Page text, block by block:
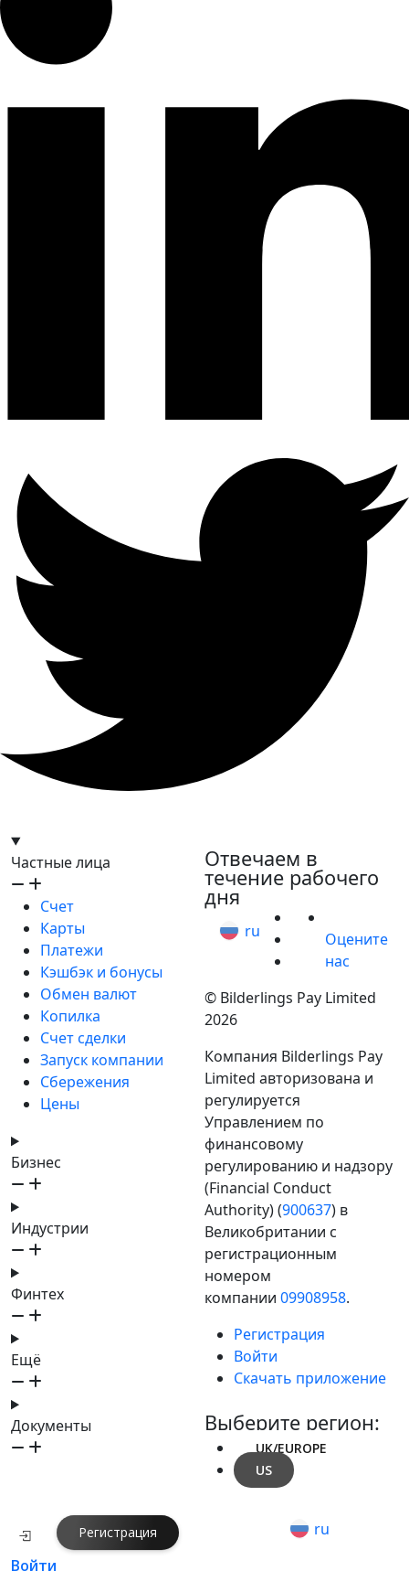
Частные лица
Счет
Карты
Платежи
Кэшбэк и бонусы
Обмен валют
Копилка
Счет сделки
Запуск компании
Сбережения
Цены
Бизнес
Индустрии
Финтех
Ещё
Документы
Отвечаем в
течение рабочего
дня
ru
Оцените
нас
© Bilderlings Pay Limited
2026
Компания Bilderlings Pay
Limited авторизована и
регулируется
Управлением по
финансовому
регулированию и надзору
(Financial Conduct
Authority) (900637) в
Великобритании с
регистрационным
номером
компании 09908958.
Регистрация
Войти
Скачать приложение
Выберите регион:
UK/EUROPE
US
Войти
Регистрация ru